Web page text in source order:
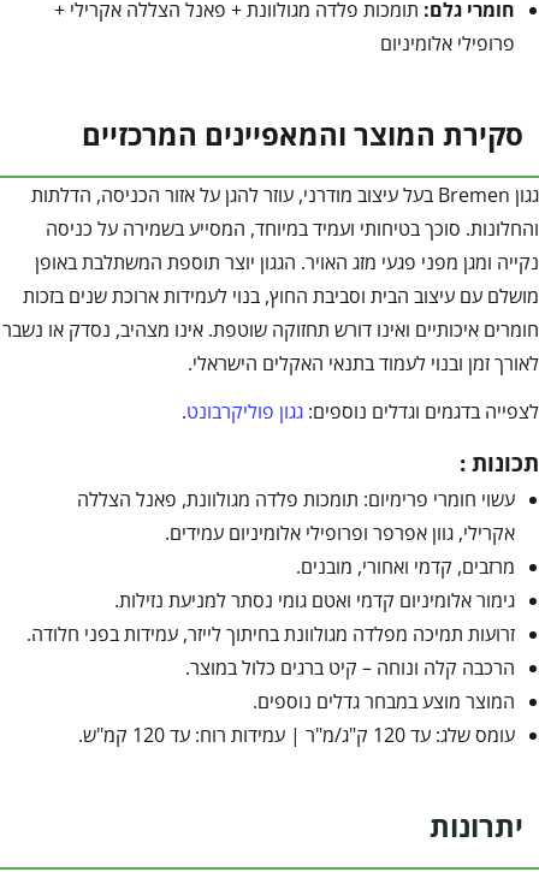
חומרי גלם: תומכות פלדה מגולוונת + פאנל הצללה אקרילי +
פרופילי אלומיניום
סקירת המוצר והמאפיינים המרכזיים
גגון Bremen בעל עיצוב מודרני, עוזר להגן על אזור הכניסה, הדלתות
והחלונות. סוכך בטיחותי ועמיד במיוחד, המסייע בשמירה על כניסה
נקייה ומגן מפני פגעי מזג האויר. הגגון יוצר תוספת המשתלבת באופן
מושלם עם עיצוב הבית וסביבת החוץ, בנוי לעמידות ארוכת שנים בזכות
חומרים איכותיים ואינו דורש תחזוקה שוטפת. אינו מצהיב, נסדק או נשבר
לאורך זמן ובנוי לעמוד בתנאי האקלים הישראלי.
לצפייה בדגמים וגדלים נוספים: גגון פוליקרבונט.
תכונות :
עשוי חומרי פרימיום: תומכות פלדה מגולוונת, פאנל הצללה
אקרילי, גוון אפרפר ופרופילי אלומיניום עמידים.
מרזבים, קדמי ואחורי, מובנים.
גימור אלומיניום קדמי ואטם גומי נסתר למניעת נזילות.
זרועות תמיכה מפלדה מגולוונת בחיתוך לייזר, עמידות בפני חלודה.
הרכבה קלה ונוחה – קיט ברגים כלול במוצר.
המוצר מוצע במבחר גדלים נוספים.
עומס שלג: עד 120 ק"ג/מ"ר | עמידות רוח: עד 120 קמ"ש.
יתרונות